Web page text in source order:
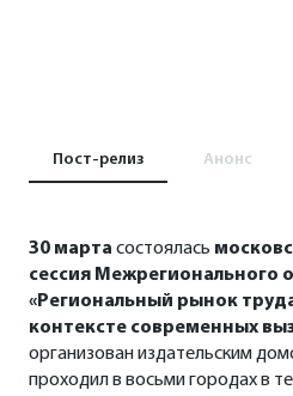
Пост-релиз Анонс
30 марта состоялась
сессия Межрегионального
«Региональный рынок
контексте современных
организован издательским
проходил в восьми городах в